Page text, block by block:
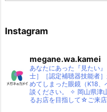
Instagram
megane.wa.kamei
あなたにあった『見たい
士］［認定補聴器技能者］
めてしまった眼鏡（K18、
談ください。
✧ 岡山県津
るお店を目指して☆ご来